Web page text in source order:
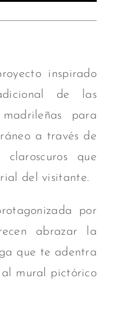
inspirado
de las
para
a través de
que
del visitante.
por
abrazar la
que te adentra
mural pictórico